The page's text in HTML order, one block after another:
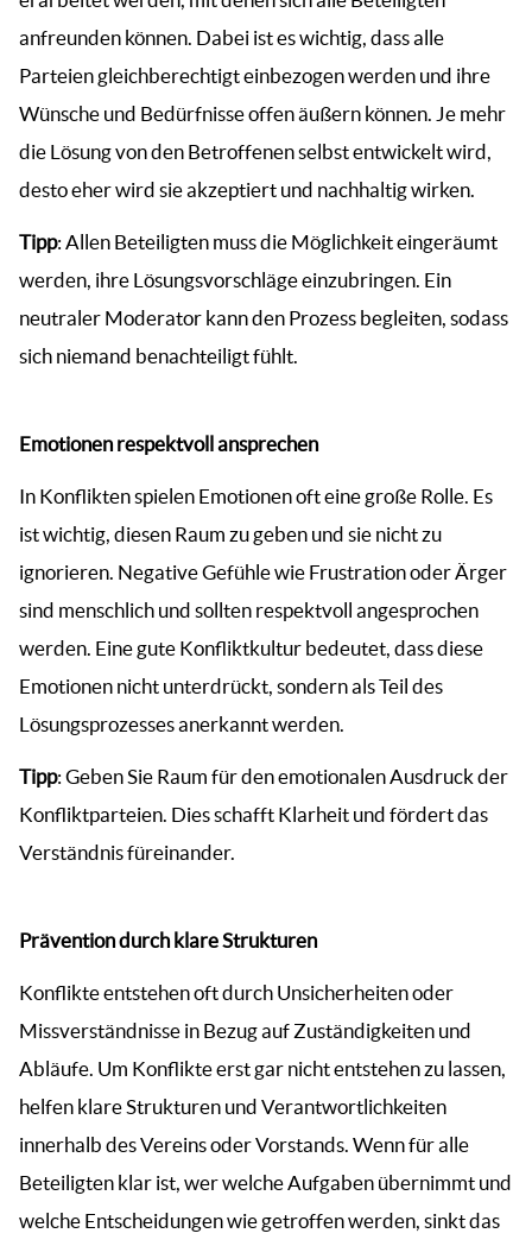
anfreunden können. Dabei ist es wichtig, dass alle
Parteien gleichberechtigt einbezogen werden und ihre
Wünsche und Bedürfnisse offen äußern können. Je mehr
die Lösung von den Betroffenen selbst entwickelt wird,
desto eher wird sie akzeptiert und nachhaltig wirken.
Tipp: Allen Beteiligten muss die Möglichkeit eingeräumt
werden, ihre Lösungsvorschläge einzubringen. Ein
neutraler Moderator kann den Prozess begleiten, sodass
sich niemand benachteiligt fühlt.
Emotionen respektvoll ansprechen
In Konflikten spielen Emotionen oft eine große Rolle. Es
ist wichtig, diesen Raum zu geben und sie nicht zu
ignorieren. Negative Gefühle wie Frustration oder Ärger
sind menschlich und sollten respektvoll angesprochen
werden. Eine gute Konfliktkultur bedeutet, dass diese
Emotionen nicht unterdrückt, sondern als Teil des
Lösungsprozesses anerkannt werden.
Tipp: Geben Sie Raum für den emotionalen Ausdruck der
Konfliktparteien. Dies schafft Klarheit und fördert das
Verständnis füreinander.
Prävention durch klare Strukturen
Konflikte entstehen oft durch Unsicherheiten oder
Missverständnisse in Bezug auf Zuständigkeiten und
Abläufe. Um Konflikte erst gar nicht entstehen zu lassen,
helfen klare Strukturen und Verantwortlichkeiten
innerhalb des Vereins oder Vorstands. Wenn für alle
Beteiligten klar ist, wer welche Aufgaben übernimmt und
welche Entscheidungen wie getroffen werden, sinkt das